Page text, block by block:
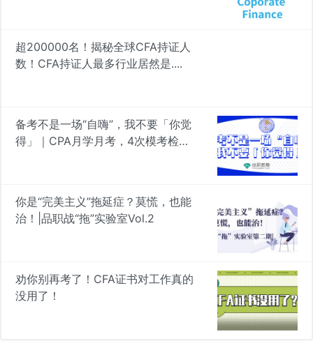
超200000名！揭秘全球CFA持证人
数！CFA持证人最多行业居然是....
备考不是一场“自嗨”，我不要「你觉
得」｜CPA月学月考，4次模考检验
你是“完美主义”拖延症？莫慌，也能
治！|品职战“拖”实验室Vol.2
劝你别再考了！CFA证书对工作真的
没用了！